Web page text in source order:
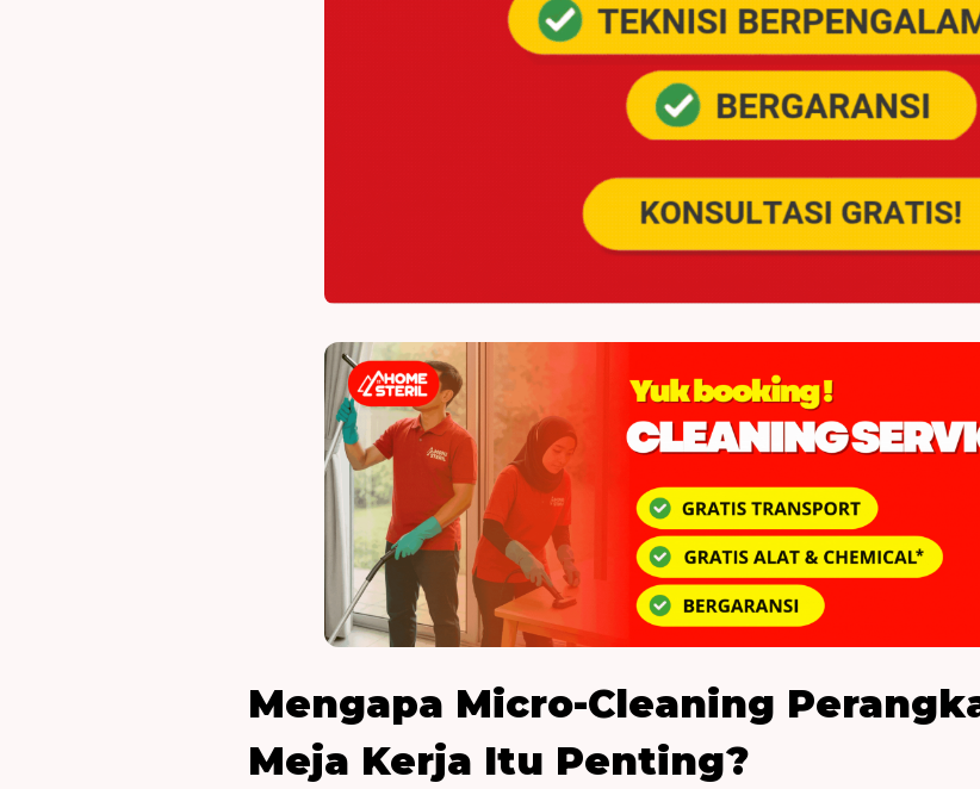
Mengapa Micro-Cleaning
Meja Kerja Itu Penting?